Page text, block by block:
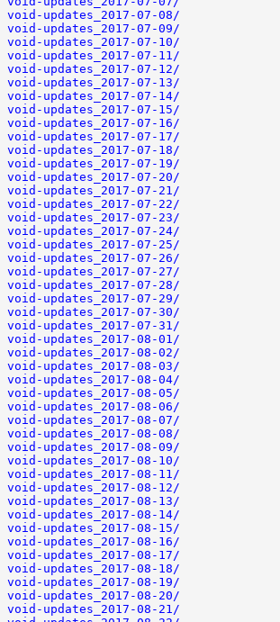
void-updates_2017-07-08/
void-updates_2017-07-09/
void-updates_2017-07-10/
void-updates_2017-07-11/
void-updates_2017-07-12/
void-updates_2017-07-13/
void-updates_2017-07-14/
void-updates_2017-07-15/
void-updates_2017-07-16/
void-updates_2017-07-17/
void-updates_2017-07-18/
void-updates_2017-07-19/
void-updates_2017-07-20/
void-updates_2017-07-21/
void-updates_2017-07-22/
void-updates_2017-07-23/
void-updates_2017-07-24/
void-updates_2017-07-25/
void-updates_2017-07-26/
void-updates_2017-07-27/
void-updates_2017-07-28/
void-updates_2017-07-29/
void-updates_2017-07-30/
void-updates_2017-07-31/
void-updates_2017-08-01/
void-updates_2017-08-02/
void-updates_2017-08-03/
void-updates_2017-08-04/
void-updates_2017-08-05/
void-updates_2017-08-06/
void-updates_2017-08-07/
void-updates_2017-08-08/
void-updates_2017-08-09/
void-updates_2017-08-10/
void-updates_2017-08-11/
void-updates_2017-08-12/
void-updates_2017-08-13/
void-updates_2017-08-14/
void-updates_2017-08-15/
void-updates_2017-08-16/
void-updates_2017-08-17/
void-updates_2017-08-18/
void-updates_2017-08-19/
void-updates_2017-08-20/
void-updates_2017-08-21/